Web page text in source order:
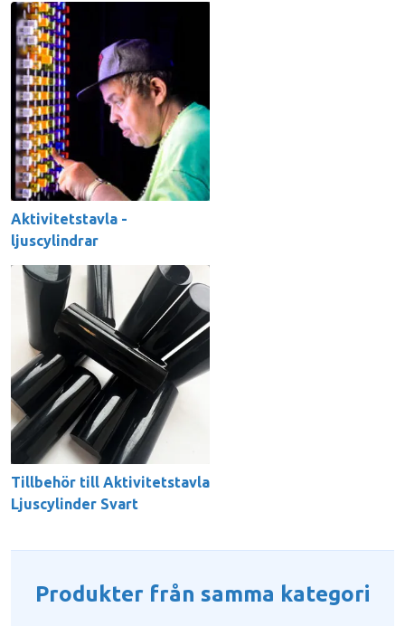
Aktivitetstavla -
ljuscylindrar
Tillbehör till Aktivitetstavla
Ljuscylinder Svart
Produkter från samma kategori